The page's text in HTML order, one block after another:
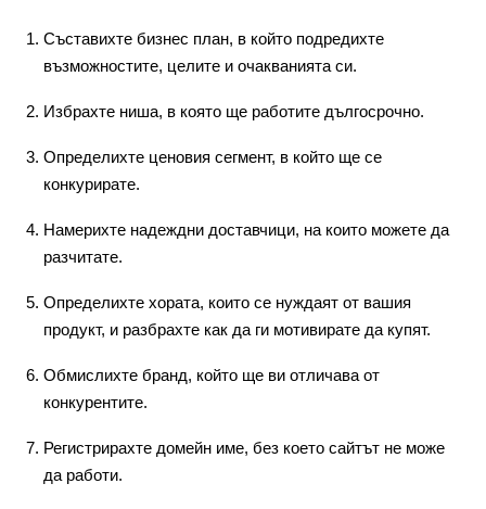
Съставихте бизнес план, в който подредихте
възможностите, целите и очакванията си.
Избрахте ниша, в която ще работите дългосрочно.
Определихте ценовия сегмент, в който ще се
конкурирате.
Намерихте надеждни доставчици, на които можете да
разчитате.
Определихте хората, които се нуждаят от вашия
продукт, и разбрахте как да ги мотивирате да купят.
Обмислихте бранд, който ще ви отличава от
конкурентите.
Регистрирахте домейн име, без което сайтът не може
да работи.